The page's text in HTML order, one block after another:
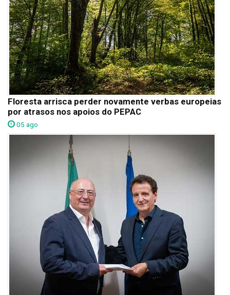
Floresta arrisca perder novamente verbas europeias
por atrasos nos apoios do PEPAC
05 ago